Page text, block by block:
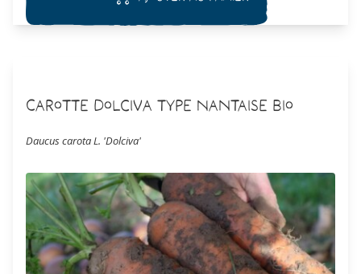
Carotte Dolciva Type Nantaise Bio
Daucus carota L. 'Dolciva'